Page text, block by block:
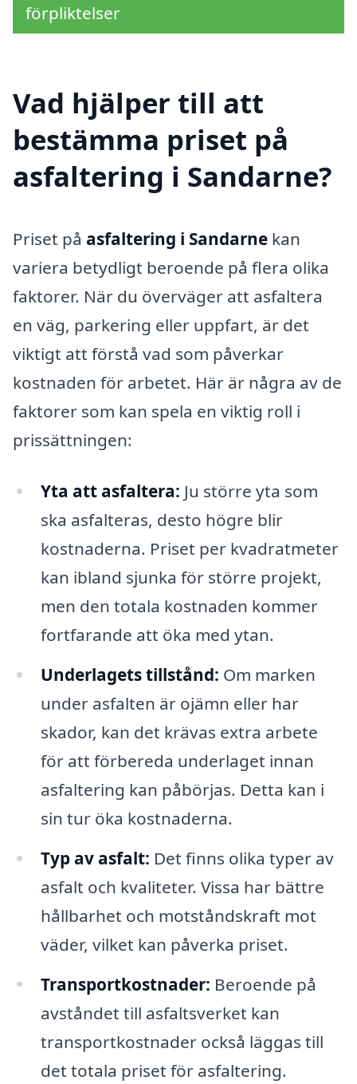
förpliktelser
Vad hjälper till att
bestämma priset på
asfaltering i Sandarne?
Priset på asfaltering i Sandarne kan
variera betydligt beroende på flera olika
faktorer. När du överväger att asfaltera
en väg, parkering eller uppfart, är det
viktigt att förstå vad som påverkar
kostnaden för arbetet. Här är några av de
faktorer som kan spela en viktig roll i
prissättningen:
Yta att asfaltera: Ju större yta som
ska asfalteras, desto högre blir
kostnaderna. Priset per kvadratmeter
kan ibland sjunka för större projekt,
men den totala kostnaden kommer
fortfarande att öka med ytan.
Underlagets tillstånd: Om marken
under asfalten är ojämn eller har
skador, kan det krävas extra arbete
för att förbereda underlaget innan
asfaltering kan påbörjas. Detta kan i
sin tur öka kostnaderna.
Typ av asfalt: Det finns olika typer av
asfalt och kvaliteter. Vissa har bättre
hållbarhet och motståndskraft mot
väder, vilket kan påverka priset.
Transportkostnader: Beroende på
avståndet till asfaltsverket kan
transportkostnader också läggas till
det totala priset för asfaltering.